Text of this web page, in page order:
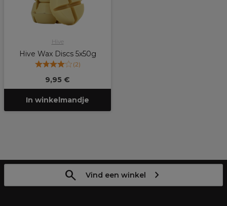
Hive
Hive Wax Discs 5x50g
(2)
9,95 €
In winkelmandje
Vind een winkel